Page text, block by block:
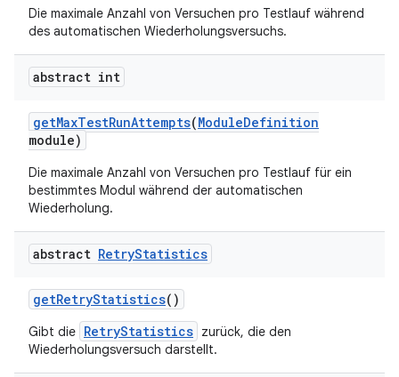
Die maximale Anzahl von Versuchen pro Testlauf während
des automatischen Wiederholungsversuchs.
abstract int
getMaxTestRunAttempts(ModuleDefinition
module)
Die maximale Anzahl von Versuchen pro Testlauf für ein
bestimmtes Modul während der automatischen
Wiederholung.
abstract RetryStatistics
getRetryStatistics()
Gibt die RetryStatistics zurück, die den
Wiederholungsversuch darstellt.